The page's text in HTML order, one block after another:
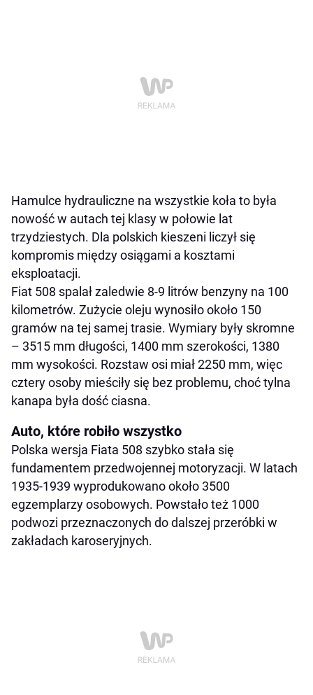
Hamulce hydrauliczne na wszystkie koła to była
nowość w autach tej klasy w połowie lat
trzydziestych. Dla polskich kieszeni liczył się
kompromis między osiągami a kosztami
eksploatacji.
Fiat 508 spalał zaledwie 8-9 litrów benzyny na 100
kilometrów. Zużycie oleju wynosiło około 150
gramów na tej samej trasie. Wymiary były skromne
– 3515 mm długości, 1400 mm szerokości, 1380
mm wysokości. Rozstaw osi miał 2250 mm, więc
cztery osoby mieściły się bez problemu, choć tylna
kanapa była dość ciasna.
Auto, które robiło wszystko
Polska wersja Fiata 508 szybko stała się
fundamentem przedwojennej motoryzacji. W latach
1935-1939 wyprodukowano około 3500
egzemplarzy osobowych. Powstało też 1000
podwozi przeznaczonych do dalszej przeróbki w
zakładach karoseryjnych.